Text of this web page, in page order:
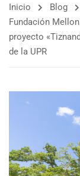
Inicio Blog
Fundación
proyecto
de la UPR